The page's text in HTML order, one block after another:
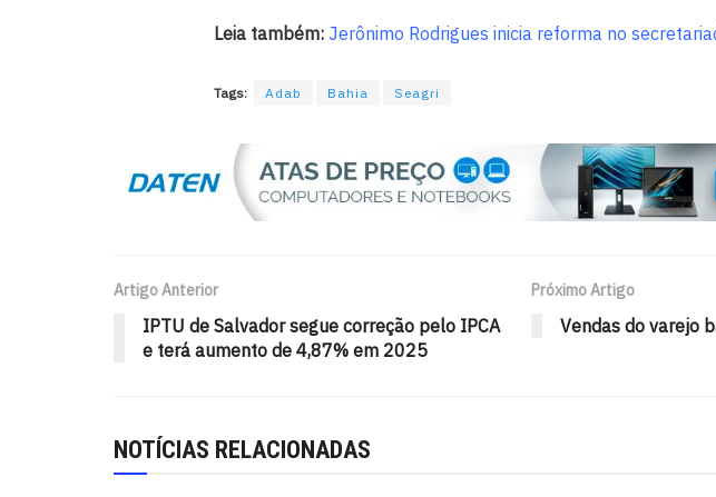
Leia também: Jerônimo Rodrigues inicia reforma no
Tags: Adab Bahia Seagri
Artigo Anterior
IPTU de Salvador segue correção pelo IPCA
e terá aumento de 4,87% em 2025
Próximo Artigo
Vendas do varejo
NOTÍCIAS RELACIONADAS